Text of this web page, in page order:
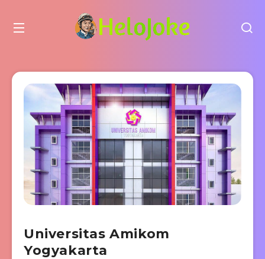
Universitas Amikom
Yogyakarta